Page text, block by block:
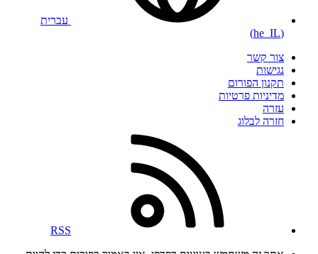
עברית
(he_IL)
צור קשר
נגישות
תקנון הפורום
מדיניות פרטיות
עזרה
חזרה לבלוג
RSS